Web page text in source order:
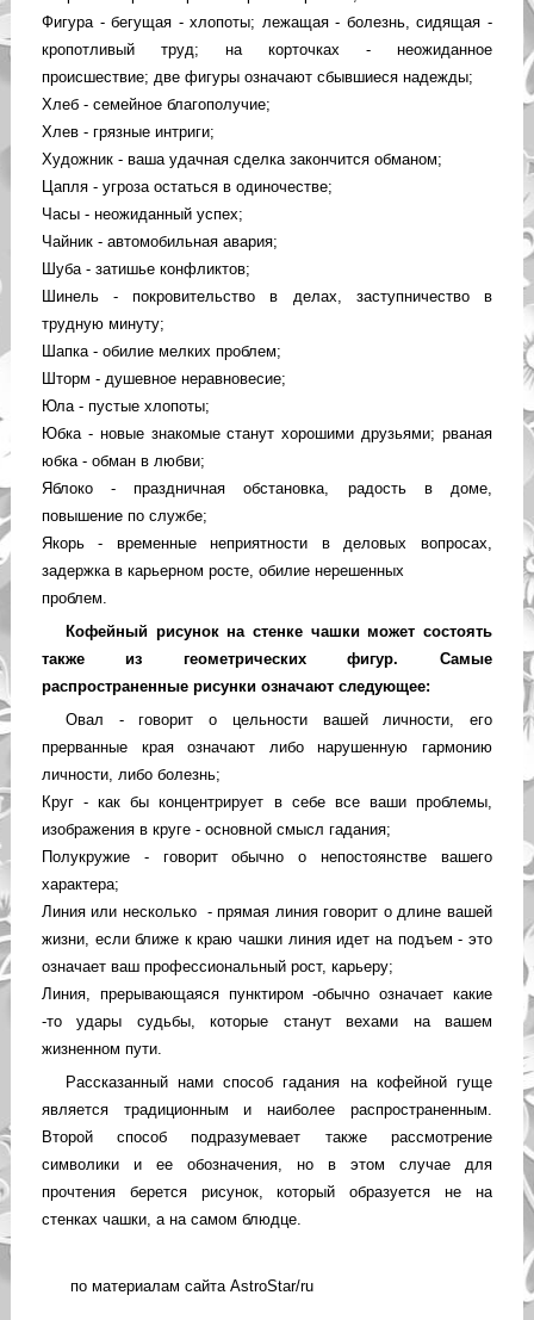
Фигура - бегущая - хлопоты; лежащая - болезнь, сидящая -
кропотливый труд; на корточках - неожиданное
происшествие; две фигуры означают сбывшиеся надежды;
Хлеб - семейное благополучие;
Хлев - грязные интриги;
Художник - ваша удачная сделка закончится обманом;
Цапля - угроза остаться в одиночестве;
Часы - неожиданный успех;
Чайник - автомобильная авария;
Шуба - затишье конфликтов;
Шинель - покровительство в делах, заступничество в
трудную минуту;
Шапка - обилие мелких проблем;
Шторм - душевное неравновесие;
Юла - пустые хлопоты;
Юбка - новые знакомые станут хорошими друзьями; рваная
юбка - обман в любви;
Яблоко - праздничная обстановка, радость в доме,
повышение по службе;
Якорь - временные неприятности в деловых вопросах,
задержка в карьерном росте, обилие нерешенных
проблем.
Кофейный рисунок на стенке чашки может состоять
также из геометрических фигур. Самые
распространенные рисунки означают следующее:
Овал - говорит о цельности вашей личности, его
прерванные края означают либо нарушенную гармонию
личности, либо болезнь;
Круг - как бы концентрирует в себе все ваши проблемы,
изображения в круге - основной смысл гадания;
Полукружие - говорит обычно о непостоянстве вашего
характера;
Линия или несколько - прямая линия говорит о длине вашей
жизни, если ближе к краю чашки линия идет на подъем - это
означает ваш профессиональный рост, карьеру;
Линия, прерывающаяся пунктиром -обычно означает какие
-то удары судьбы, которые станут вехами на вашем
жизненном пути.
Рассказанный нами способ гадания на кофейной гуще
является традиционным и наиболее распространенным.
Второй способ подразумевает также рассмотрение
символики и ее обозначения, но в этом случае для
прочтения берется рисунок, который образуется не на
стенках чашки, а на самом блюдце.
по материалам сайта AstroStar/ru